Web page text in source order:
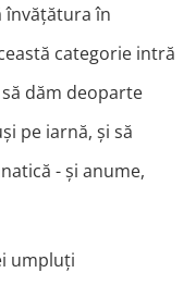
învățătura în
categorie intră
dăm deoparte
pe iarnă, și să
- și anume,
umpluți